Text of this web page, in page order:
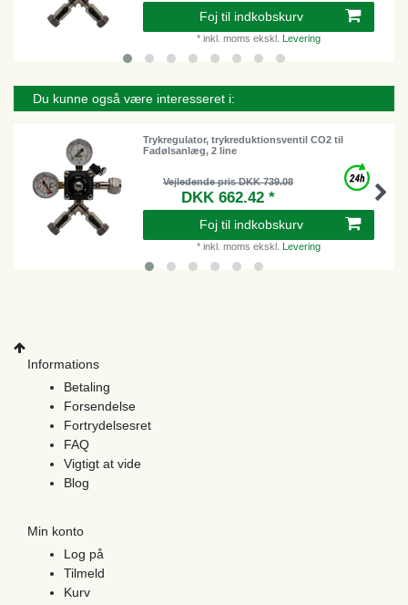
Foj til indkobskurv
* inkl. moms ekskl. Levering
Du kunne også være interesseret i:
Trykregulator, trykreduktionsventil CO2 til
Fadølsanlæg, 2 line
Vejledende pris DKK 739.08
DKK 662.42 *
Foj til indkobskurv
* inkl. moms ekskl. Levering
Informations
Betaling
Forsendelse
Fortrydelsesret
FAQ
Vigtigt at vide
Blog
Min konto
Log på
Tilmeld
Kurv